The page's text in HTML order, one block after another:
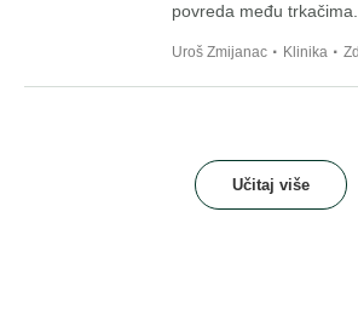
povreda među
Uroš Zmijanac Klinika
Učitaj više